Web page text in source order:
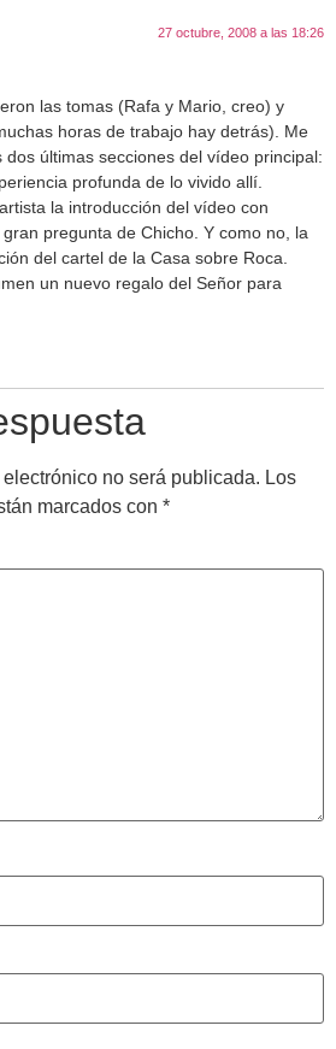
27 octubre, 2008 a las 18:26
las tomas (Rafa y Mario, creo) y
horas de trabajo hay detrás). Me
últimas secciones del vídeo principal:
profunda de lo vivido allí.
la introducción del vídeo con
pregunta de Chicho. Y como no, la
del cartel de la Casa sobre Roca.
un nuevo regalo del Señor para
no será publicada. Los
marcados con *